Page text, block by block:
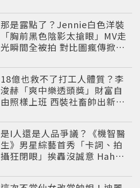
那是露點了？Jennie白色洋裝
「胸前黑色陰影太搶眼」MV走
光瞬間全被拍 對比圖瘋傳掀論
18億也救不了打工人體質？李
浚赫「爽中樂透頭獎」財富自
由照樣上班 西裝社畜帥出新高
是I人還是人品爭議？《機智醫
生》男星綜藝首秀「卡詞、拍
攝狂閉眼」挨轟沒誠意 Haha